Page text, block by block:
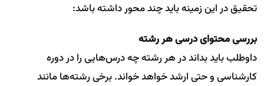
تحقیق در این زمینه باید چند محور داشته باشد:
بررسی محتوای درسی هر رشته
داوطلب باید بداند در هر رشته چه درس‌هایی را در دوره
کارشناسی و حتی ارشد خواهد خواند. برخی رشته‌ها مانند